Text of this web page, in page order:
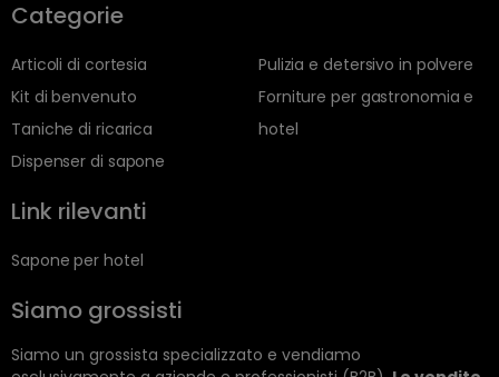
Categorie
Articoli di cortesia
Kit di benvenuto
Taniche di ricarica
Dispenser di sapone
Pulizia e detersivo in polvere
Forniture per gastronomia e
hotel
Link rilevanti
Sapone per hotel
Siamo grossisti
Siamo un grossista specializzato e vendiamo